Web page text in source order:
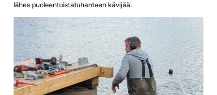
lähes puoleentoistatuhanteen kävijää.